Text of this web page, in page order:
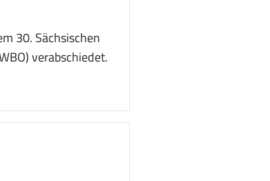
30. Sächsischen
verabschiedet.